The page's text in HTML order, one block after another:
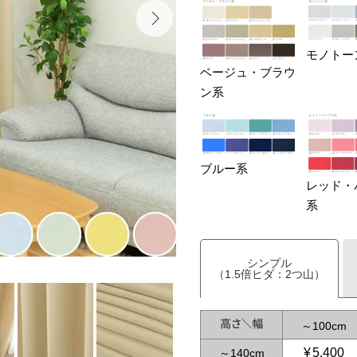
ベージュ・ブラウ
ン系
モノトー
ブルー系
レッド
系
シンプル
（1.5倍ヒダ：2つ山）
～ 100
～ 140 ¥5,400